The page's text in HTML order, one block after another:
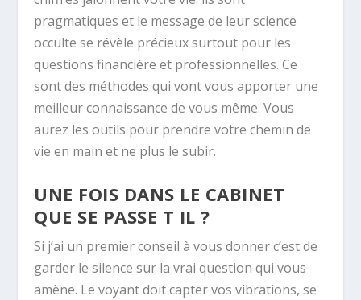
pragmatiques et le message de leur science
occulte se révèle précieux surtout pour les
questions financière et professionnelles. Ce
sont des méthodes qui vont vous apporter une
meilleur connaissance de vous même. Vous
aurez les outils pour prendre votre chemin de
vie en main et ne plus le subir.
UNE FOIS DANS LE CABINET
QUE SE PASSE T IL ?
Si j’ai un premier conseil à vous donner c’est de
garder le silence sur la vrai question qui vous
amène. Le voyant doit capter vos vibrations, se